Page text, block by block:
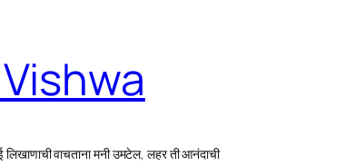
वाचताना मनी उमटेल, लहर ती आनंदाची